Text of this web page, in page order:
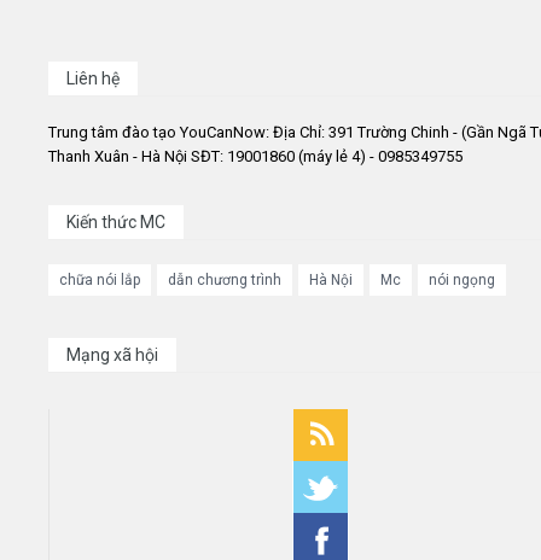
Liên hệ
Trung tâm đào tạo YouCanNow: Địa Chỉ: 391 Trường Chinh - (Gần Ngã
Thanh Xuân - Hà Nội SĐT: 19001860 (máy lẻ 4) - 0985349755
Kiến thức MC
chữa nói lắp dẫn chương trình Hà Nội Mc nói ngọng
Mạng xã hội